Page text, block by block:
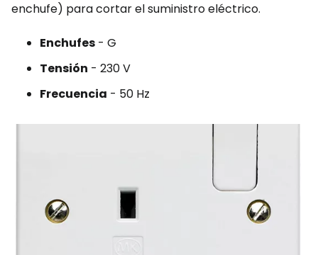
enchufe) para cortar el suministro eléctrico.
Enchufes - G
Tensión - 230 V
Frecuencia - 50 Hz